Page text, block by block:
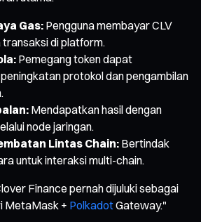
Gas: Pengguna membayar CLV
di platform.
Pemegang token dapat
protokol dan pengambilan
Mendapatkan hasil dengan
node jaringan.
Lintas Chain: Bertindak
untuk interaksi multi-chain.
Finance pernah dijuluki sebagai
MetaMask + PolkadotGateway."